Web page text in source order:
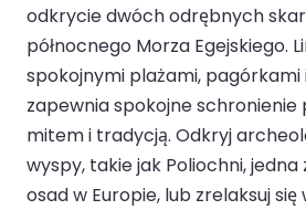
odkrycie dwóch odrębnych
północnego Morza Egejskiego.
spokojnymi plażami, pagórkami
zapewnia spokojne schronienie
mitem i tradycją. Odkryj
wyspy, takie jak Poliochni,
osad w Europie, lub zrelaksuj